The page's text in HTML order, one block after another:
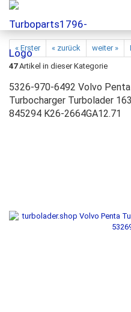
« Erster « zurück weiter »
47Artikel in dieser Kategorie
5326-970-6492 Volvo
Turbocharger Turbolader
845294 K26-2664GA12.71